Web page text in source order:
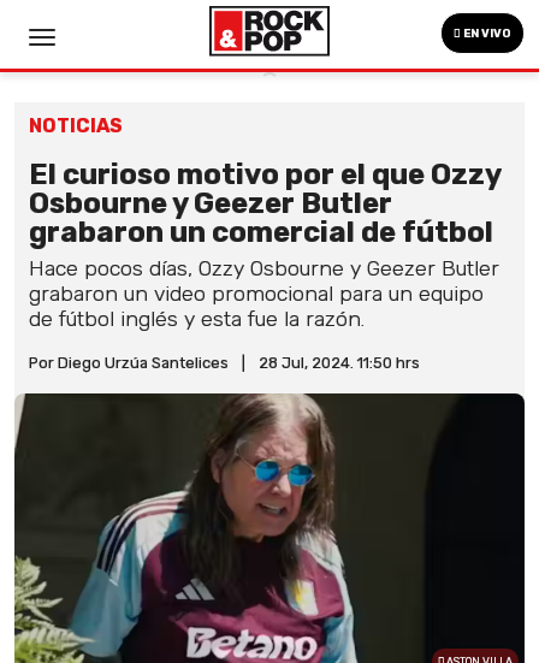
EN VIVO
NOTICIAS
El curioso motivo por el que Ozzy
Osbourne y Geezer Butler
grabaron un comercial de fútbol
Hace pocos días, Ozzy Osbourne y Geezer Butler
grabaron un video promocional para un equipo
de fútbol inglés y esta fue la razón.
Por Diego Urzúa Santelices 28 Jul, 2024. 11:50 hrs